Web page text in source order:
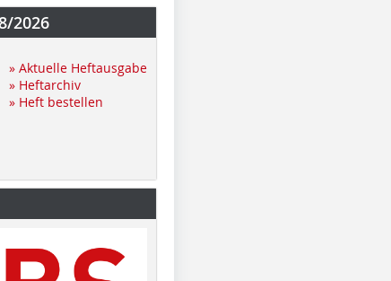
2026
» Aktuelle Heftausgabe
» Heftarchiv
» Heft bestellen